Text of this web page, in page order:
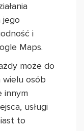
jego
i
Maps.
może do
wielu osób
innym
usługi
to